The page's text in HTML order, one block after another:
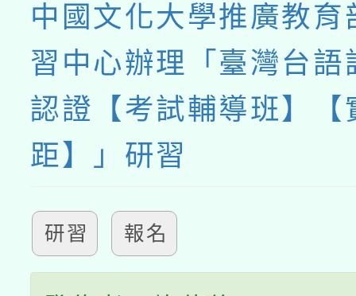
中國文化大學推廣教育
習中心辦理「臺灣台語
認證【考試輔導班】【
距】」研習
研習 報名